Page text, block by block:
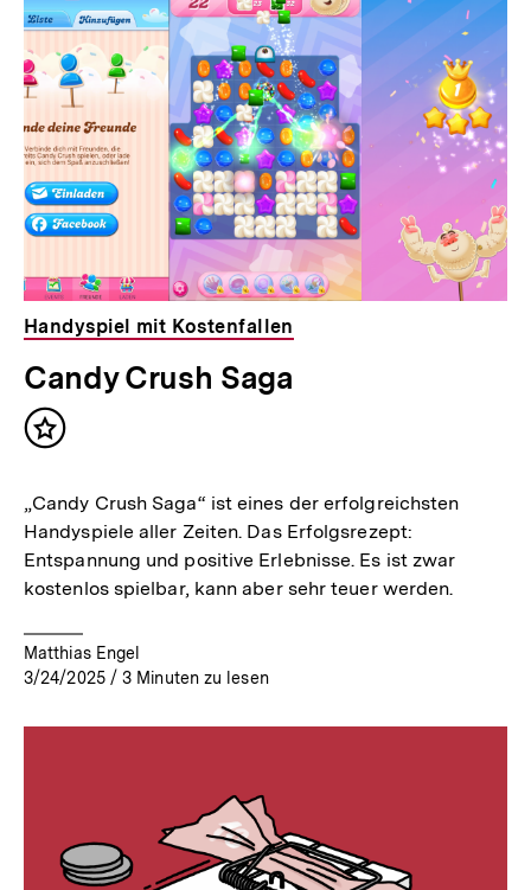
Handyspiel mit Kostenfallen
Candy Crush Saga
Inhalt
„Candy Crush Saga“ ist eines der erfolgreichsten
Handyspiele aller Zeiten. Das Erfolgsrezept:
Entspannung und positive Erlebnisse. Es ist zwar
kostenlos spielbar, kann aber sehr teuer werden.
Matthias Engel
3/24/2025 / 3 Minuten zu lesen